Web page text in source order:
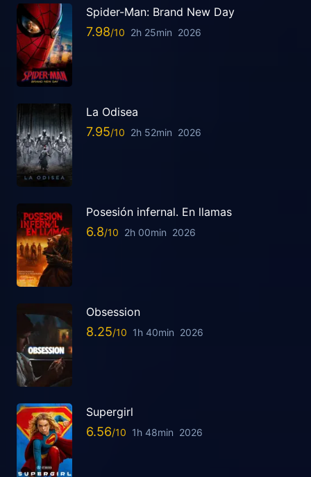
Spider-Man: Brand New Day
7.98 2h 25min 2026
La Odisea
7.95 2h 52min 2026
Posesión infernal. En llamas
6.8 2h 00min 2026
Obsession
8.25 1h 40min 2026
Supergirl
6.56 1h 48min 2026